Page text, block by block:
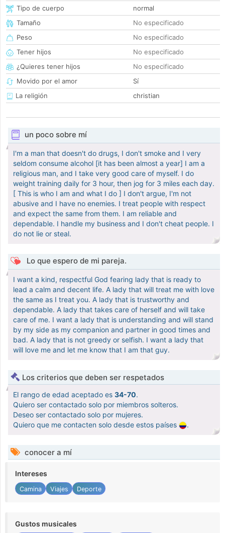
Tipo de cuerpo
normal
Tamaño
No especificado
Peso
No especificado
Tener hijos
No especificado
¿Quieres tener hijos
No especificado
Movido por el amor
Sí
La religión
christian
un poco sobre mí
I'm a man that doesn't do drugs, I don't smoke and I very
seldom consume alcohol [it has been almost a year] I am a
religious man, and I take very good care of myself. I do
weight training daily for 3 hour, then jog for 3 miles each day.
[ This is who I am and what I do ] I don't argue, I'm not
abusive and I have no enemies. I treat people with respect
and expect the same from them. I am reliable and
dependable. I handle my business and I don't cheat people. I
do not lie or steal.
Lo que espero de mi pareja.
I want a kind, respectful God fearing lady that is ready to
lead a calm and decent life. A lady that will treat me with love
the same as I treat you. A lady that is trustworthy and
dependable. A lady that takes care of herself and will take
care of me. I want a lady that is understanding and will stand
by my side as my companion and partner in good times and
bad. A lady that is not greedy or selfish. I want a lady that
will love me and let me know that I am that guy.
Los criterios que deben ser respetados
El rango de edad aceptado es 34-70.
Quiero ser contactado solo por miembros solteros.
Deseo ser contactado solo por mujeres.
Quiero que me contacten solo desde estos países
.
conocer a mí
Intereses
Camina Viajes Deporte
Gustos musicales